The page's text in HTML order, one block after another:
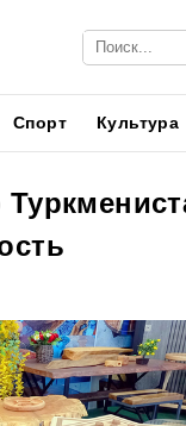
Спорт Культура